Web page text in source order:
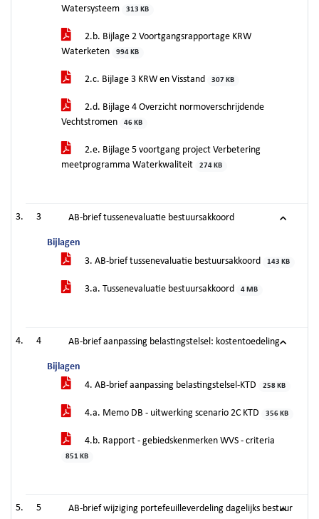
Watersysteem
313 KB
2.b. Bijlage 2 Voortgangsrapportage KRW
Waterketen
994 KB
2.c. Bijlage 3 KRW en Visstand 307 KB
2.d. Bijlage 4 Overzicht normoverschrijdende
Vechtstromen
46 KB
2.e. Bijlage 5 voortgang project Verbetering
meetprogramma Waterkwaliteit
274 KB
3 AB-brief tussenevaluatie bestuursakkoord
Bijlagen
3. AB-brief tussenevaluatie bestuursakkoord
143 KB
3.a. Tussenevaluatie bestuursakkoord 4 MB
4 AB-brief aanpassing belastingstelsel: kostentoedeling
Bijlagen
4. AB-brief aanpassing belastingstelsel-KTD
258 KB
4.a. Memo DB - uitwerking scenario 2C KTD 356 KB
4.b. Rapport - gebiedskenmerken WVS - criteria
851 KB
5 AB-brief wijziging portefeuilleverdeling dagelijks bestuur